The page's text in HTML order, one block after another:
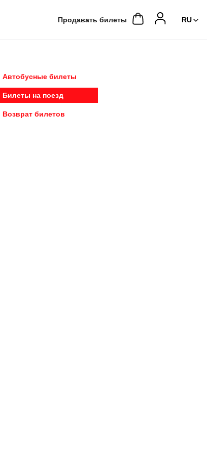
Продавать билеты
Автобусные билеты
Билеты на поезд
Возврат билетов